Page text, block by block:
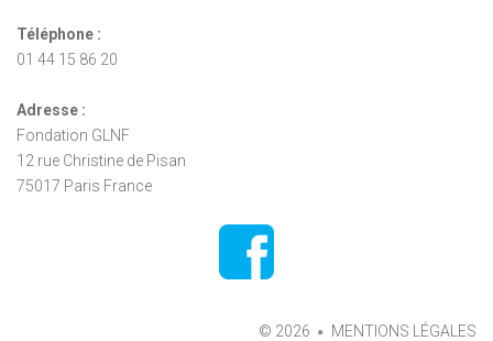
Téléphone :
01 44 15 86 20
Adresse :
Fondation GLNF
12 rue Christine de Pisan
75017 Paris France
© 2026 MENTIONS LÉGALES